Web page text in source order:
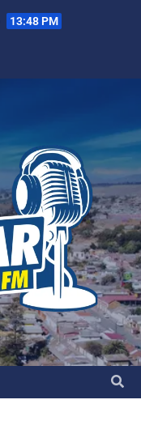
13:48 PM